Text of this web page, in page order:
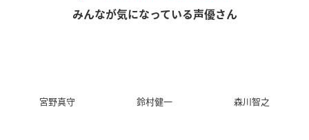
みんなが気になっている声優さん
宮野真守 鈴村健一 森川智之